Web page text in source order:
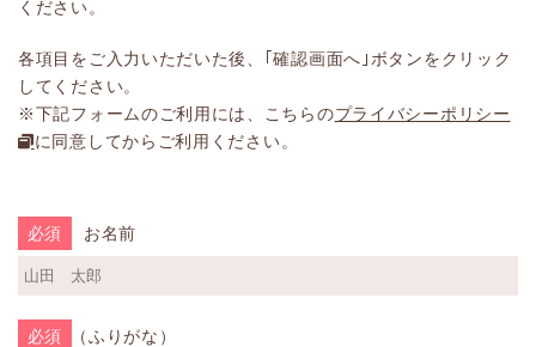
ください。
各項目をご入力いただいた後、｢確認画面へ｣ボタンをクリック
してください。
※下記フォームのご利用には、こちらのプライバシーポリシー
に同意してからご利用ください。
必須 お名前
必須
お名前（ふりがな）